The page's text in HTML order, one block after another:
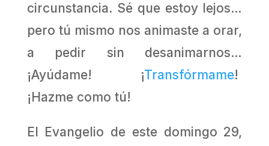
circunstancia. Sé que estoy lejos…
pero tú mismo nos animaste a orar,
a pedir sin desanimarnos…
¡Ayúdame! ¡Transfórmame!
¡Hazme como tú!
El Evangelio de este domingo 29,